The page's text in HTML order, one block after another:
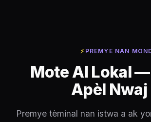
⚡ PREMYE NAN
Mote AI Lokal
Apèl Nwaj
Premye tèminal nan istwa a ak